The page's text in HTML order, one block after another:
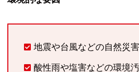
地震や台風などの自然災害
酸性雨や塩害などの環境